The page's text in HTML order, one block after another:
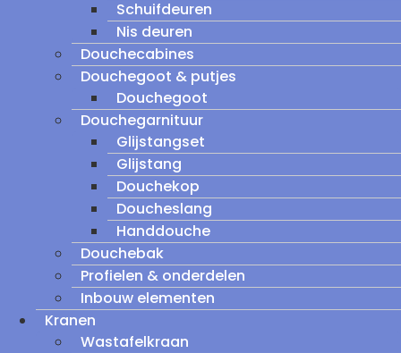
Schuifdeuren
Nis deuren
Douchecabines
Douchegoot & putjes
Douchegoot
Douchegarnituur
Glijstangset
Glijstang
Douchekop
Doucheslang
Handdouche
Douchebak
Profielen & onderdelen
Inbouw elementen
Kranen
Wastafelkraan